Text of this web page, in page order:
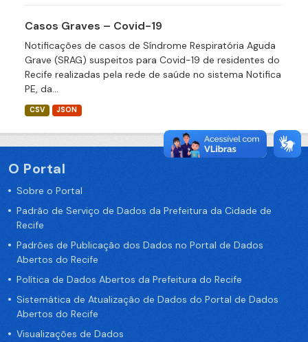
Casos Graves – Covid-19
Notificações de casos de Síndrome Respiratória Aguda
Grave (SRAG) suspeitos para Covid-19 de residentes do
Recife realizadas pela rede de saúde no sistema Notifica
PE, da...
CSV JSON
O Portal
Sobre o Portal
Padrão de Serviço de Dados da Prefeitura da Cidade de
Recife
Padrões de Publicação dos Dados no Portal de Dados
Abertos do Recife
Política de Dados Abertos da Prefeitura do Recife
Sistemática de Atualização de Dados do Portal de Dados
Abertos do Recife
Visualizações de Dados